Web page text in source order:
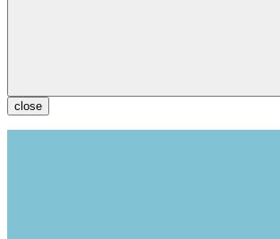
close